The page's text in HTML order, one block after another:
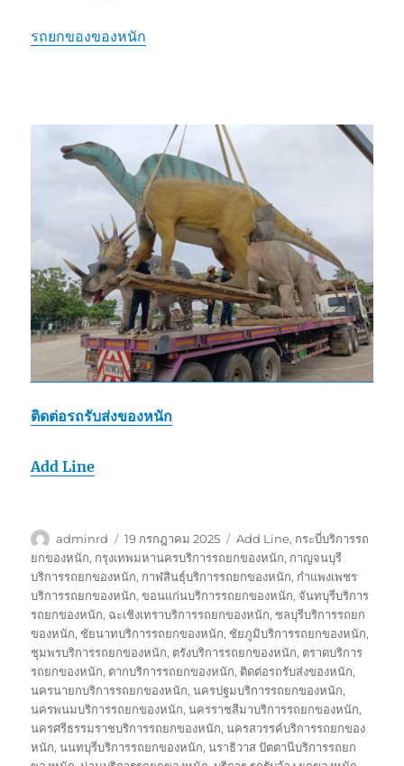
รถยกของของหนัก
ติดต่อรถรับส่งของหนัก
Add Line
ผู้
เขียน
adminrd
เขียน
เมื่อ
19 กรกฎาคม 2025
ป้าย
กำกับ
Add Line, กระบี่บริการรถ
ยกของหนัก, กรุงเทพมหานครบริการรถยกของหนัก, กาญจนบุรี
บริการรถยกของหนัก, กาฬสินธุ์บริการรถยกของหนัก, กำแพงเพชร
บริการรถยกของหนัก,ขอนแก่นบริการรถยกของหนัก, จันทบุรีบริการ
รถยกของหนัก, ฉะเชิงเทราบริการรถยกของหนัก, ชลบุรีบริการรถยก
ของหนัก, ชัยนาทบริการรถยกของหนัก, ชัยภูมิบริการรถยกของหนัก,
ชุมพรบริการรถยกของหนัก, ตรังบริการรถยกของหนัก, ตราดบริการ
รถยกของหนัก, ตากบริการรถยกของหนัก, ติดต่อรถรับส่งของหนัก,
นครนายกบริการรถยกของหนัก,นครปฐมบริการรถยกของหนัก,
นครพนมบริการรถยกของหนัก,นครราชสีมาบริการรถยกของหนัก,
นครศรีธรรมราชบริการรถยกของหนัก,นครสวรรค์บริการรถยกของ
หนัก,นนทบุรีบริการรถยกของหนัก,นราธิวาส ปัตตานีบริการรถยก